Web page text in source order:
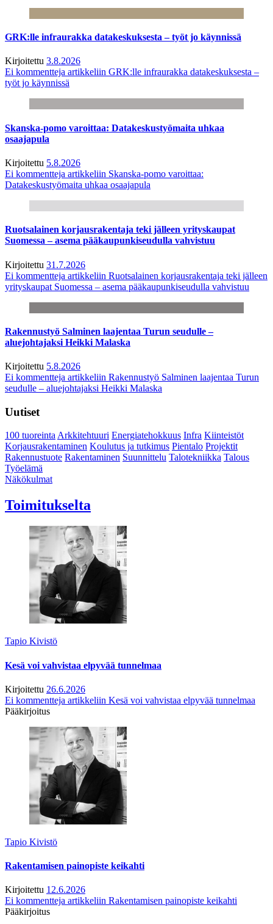
GRK:lle infraurakka datakeskuksesta – työt jo käynnissä
Kirjoitettu 3.8.2026
Ei kommentteja artikkeliin GRK:lle infraurakka datakeskuksesta –
työt jo käynnissä
Skanska-pomo varoittaa: Datakeskustyömaita uhkaa
osaajapula
Kirjoitettu 5.8.2026
Ei kommentteja artikkeliin Skanska-pomo varoittaa:
Datakeskustyömaita uhkaa osaajapula
Ruotsalainen korjausrakentaja teki jälleen yrityskaupat
Suomessa – asema pääkaupunkiseudulla vahvistuu
Kirjoitettu 31.7.2026
Ei kommentteja artikkeliin Ruotsalainen korjausrakentaja teki jälleen
yrityskaupat Suomessa – asema pääkaupunkiseudulla vahvistuu
Rakennustyö Salminen laajentaa Turun seudulle –
aluejohtajaksi Heikki Malaska
Kirjoitettu 5.8.2026
Ei kommentteja artikkeliin Rakennustyö Salminen laajentaa Turun
seudulle – aluejohtajaksi Heikki Malaska
Uutiset
100 tuoreintaArkkitehtuuri Energiatehokkuus Infra Kiinteistöt
Korjausrakentaminen Koulutus ja tutkimus Pientalo Projektit
Rakennustuote Rakentaminen Suunnittelu Talotekniikka Talous
Työelämä
Näkökulmat
Toimitukselta
Tapio Kivistö
Kesä voi vahvistaa elpyvää tunnelmaa
Kirjoitettu 26.6.2026
Ei kommentteja artikkeliin Kesä voi vahvistaa elpyvää tunnelmaa
Pääkirjoitus
Tapio Kivistö
Rakentamisen painopiste keikahti
Kirjoitettu 12.6.2026
Ei kommentteja artikkeliin Rakentamisen painopiste keikahti
Pääkirjoitus